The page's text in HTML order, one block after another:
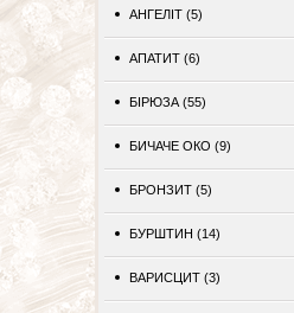
АНГЕЛІТ (5)
АПАТИТ (6)
БІРЮЗА (55)
БИЧАЧЕ ОКО (9)
БРОНЗИТ (5)
БУРШТИН (14)
ВАРИСЦИТ (3)